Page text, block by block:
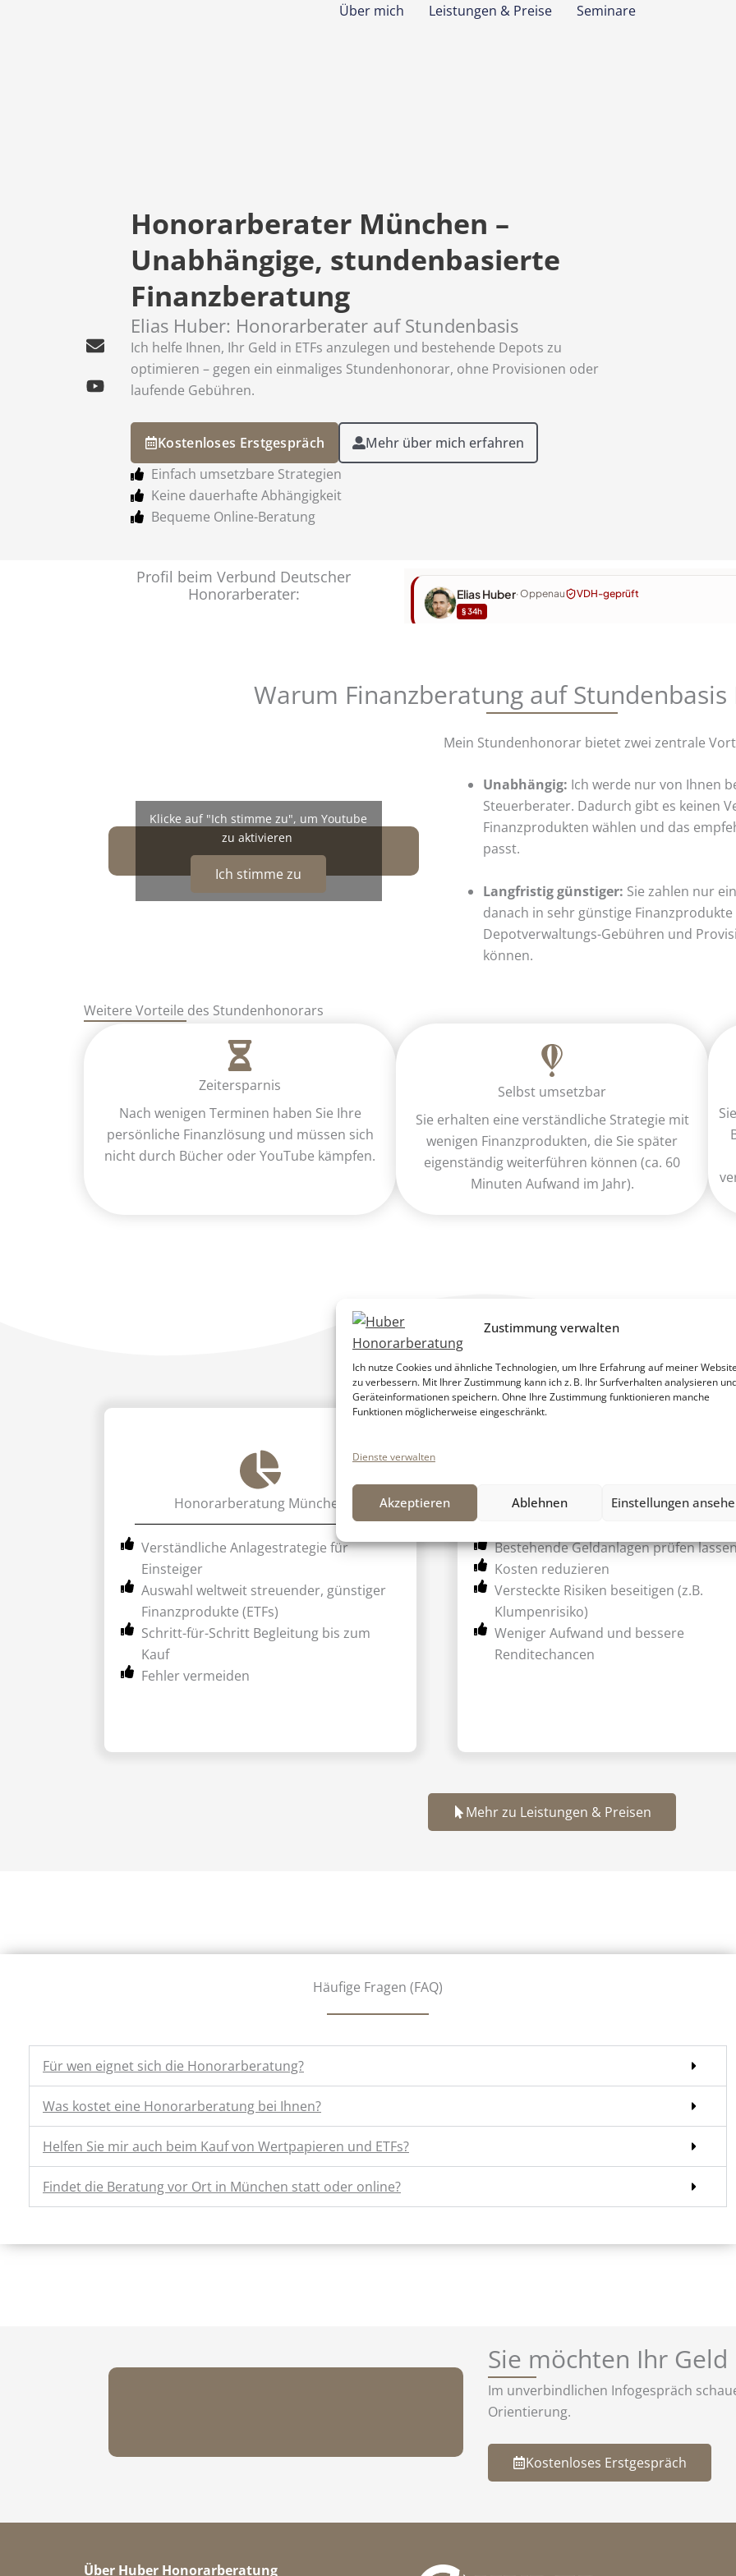
Zustimmung verwalten
Ich nutze Cookies und ähnliche Technologien, um Ihre Erfahrung auf meiner
zu verbessern. Mit Ihrer Zustimmung kann ich z. B. Ihr Surfverhalten analysieren
Geräteinformationen speichern. Ohne Ihre Zustimmung funktionieren manche
Funktionen möglicherweise eingeschränkt.
Dienste verwalten
Akzeptieren Ablehnen Einstellungen
Über mich Leistungen & Preise Seminare
Honorarberater München –
Unabhängige, stundenbasierte
Finanzberatung
Elias Huber: Honorarberater auf Stundenbasis
Ich helfe Ihnen, Ihr Geld in ETFs anzulegen und bestehende Depots zu
optimieren – gegen ein einmaliges Stundenhonorar, ohne Provisionen oder
laufende Gebühren.
Kostenloses Erstgespräch
Mehr über mich erfahren
Einfach umsetzbare Strategien
Keine dauerhafte Abhängigkeit
Bequeme Online-Beratung
Profil beim Verbund Deutscher
Honorarberater:
Warum Finanzberatung auf Stundenbasis
Klicke auf "Ich stimme zu", um Youtube
zu aktivieren
Ich stimme zu
Mein Stundenhonorar bietet zwei zentrale
Unabhängig: Ich werde nur von Ihnen
Steuerberater. Dadurch gibt es keinen
Finanzprodukten wählen und das
passt.
Langfristig günstiger: Sie zahlen nur
danach in sehr günstige
Depotverwaltungs-Gebühren und
können.
Weitere Vorteile des Stundenhonorars
Zeitersparnis
Nach wenigen Terminen haben Sie Ihre
persönliche Finanzlösung und müssen sich
nicht durch Bücher oder YouTube kämpfen.
Selbst umsetzbar
Sie erhalten eine verständliche Strategie mit
wenigen Finanzprodukten, die Sie später
eigenständig weiterführen können (ca. 60
Minuten Aufwand im Jahr).
Wobei ich Ihnen helfe
Honorarberatung München
Verständliche Anlagestrategie für
Einsteiger
Auswahl weltweit streuender, günstiger
Finanzprodukte (ETFs)
Schritt-für-Schritt Begleitung bis zum
Kauf
Fehler vermeiden
Depotanalyse München
Bestehende Geldanlagen prüfen
Kosten reduzieren
Versteckte Risiken beseitigen (z.B.
Klumpenrisiko)
Weniger Aufwand und bessere
Renditechancen
Mehr zu Leistungen & Preisen
Häufige Fragen (FAQ)
Für wen eignet sich die Honorarberatung?
Was kostet eine Honorarberatung bei Ihnen?
Helfen Sie mir auch beim Kauf von Wertpapieren und ETFs?
Findet die Beratung vor Ort in München statt oder online?
Sie möchten Ihr
Im unverbindlichen Infogespräch
Orientierung.
Kostenloses Erstgespräch
Über Huber Honorarberatung